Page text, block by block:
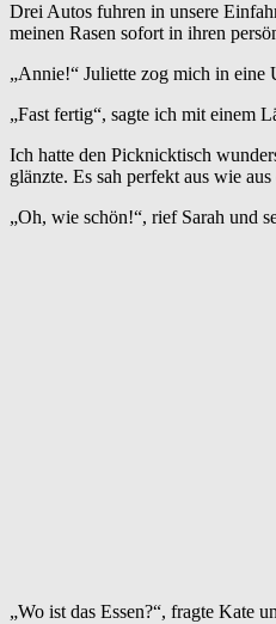
Drei Autos fuhren in unsere
meinen Rasen sofort in ihren
„Annie!“ Juliette zog mich in eine
„Fast fertig“, sagte ich mit einem
Ich hatte den Picknicktisch
glänzte. Es sah perfekt aus wie
„Oh, wie schön!“, rief Sarah und
„Wo ist das Essen?“, fragte Kate